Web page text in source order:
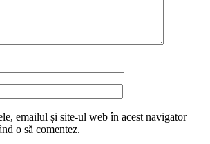
emailul și site-ul web în acest navigator
o să comentez.